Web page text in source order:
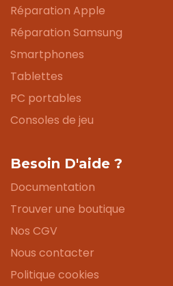
Réparation Apple
Réparation Samsung
Smartphones
Tablettes
PC portables
Consoles de jeu
Besoin D'aide ?
Documentation
Trouver une boutique
Nos CGV
Nous contacter
Politique cookies